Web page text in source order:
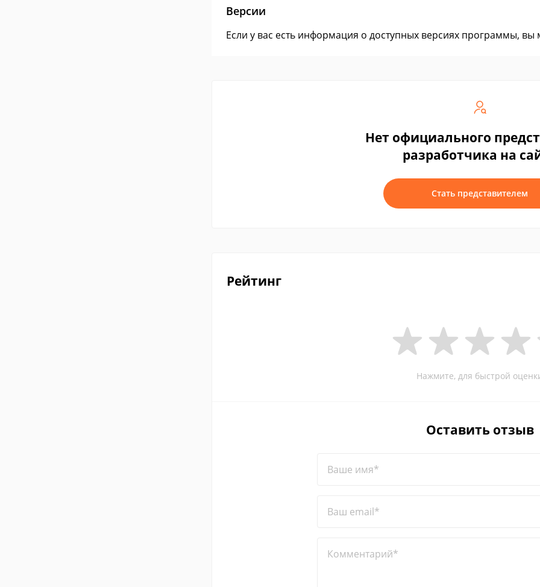
Версии
Если у вас есть информация о доступных версиях программы,
Нет официального
разработчика на
Стать представителем
Рейтинг
Нажмите, для быстрой
Оставить отзыв
Ваше имя*
Ваш email*
Комментарий*